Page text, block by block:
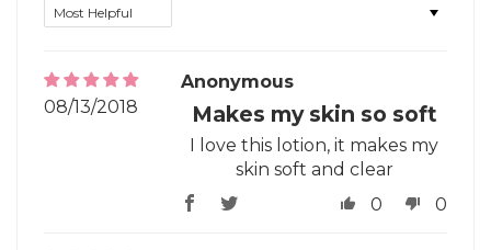
08/13/2018
Anonymous
Makes my skin so soft
I love this lotion, it makes my
skin soft and clear
0
0